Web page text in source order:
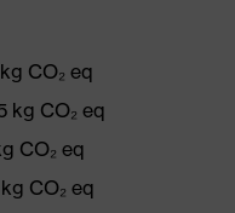
CO₂ eq
kg CO₂ eq
CO₂ eq
CO₂ eq